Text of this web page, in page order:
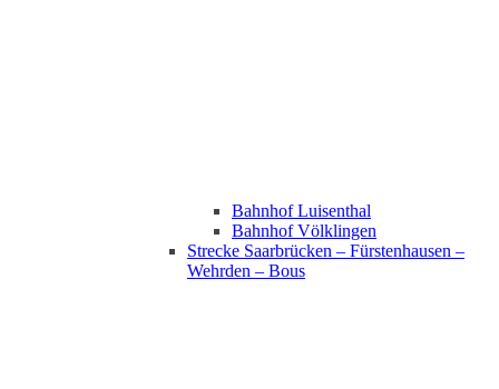
Bahnhof Luisenthal
Bahnhof Völklingen
Strecke Saarbrücken – Fürstenhausen –
Wehrden – Bous